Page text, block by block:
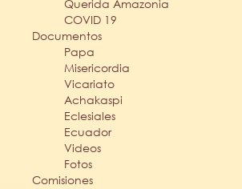
Querida Amazonia
COVID 19
Documentos
Papa
Misericordia
Vicariato
Achakaspi
Eclesiales
Ecuador
Videos
Fotos
Comisiones